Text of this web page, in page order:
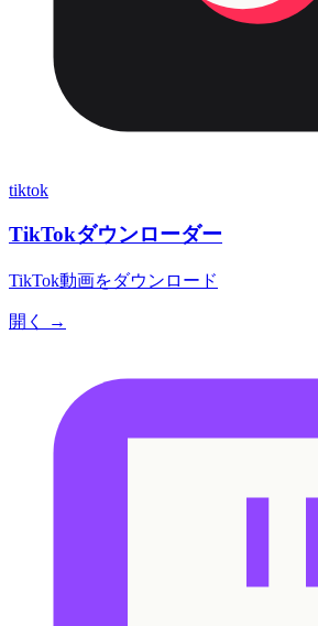
tiktok
TikTokダウンローダー
TikTok動画をダウンロード
開く →